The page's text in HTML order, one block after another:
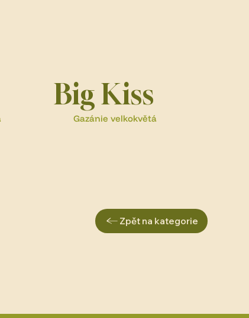
Big Kiss
Gazánie velkokvětá
Zpět na kategorie